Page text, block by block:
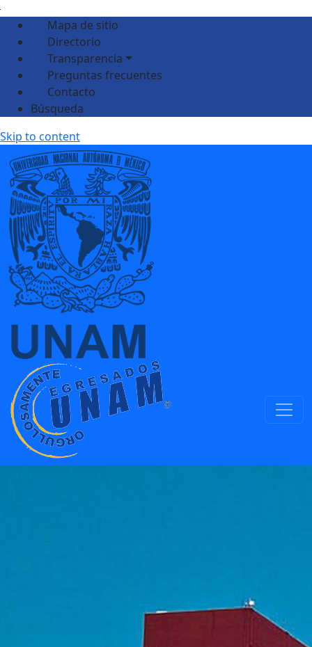
Mapa de sitio
Directorio
Transparencia
Preguntas frecuentes
Contacto
Búsqueda
Skip to content